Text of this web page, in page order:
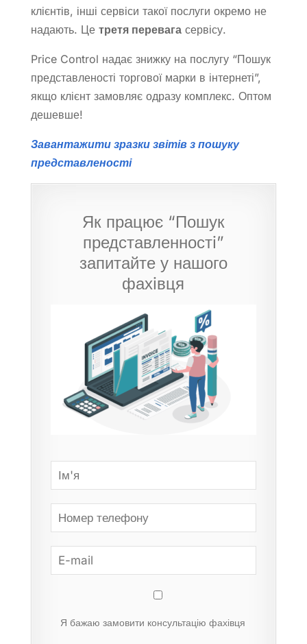
клієнтів, інші сервіси такої послуги окремо не
надають. Це третя перевагасервісу.
Price Control надає знижку на послугу “Пошук
представленості торгової марки в інтернеті”,
якщо клієнт замовляє одразу комплекс. Оптом
дешевше!
Завантажити зразки звітів з пошуку
представленості
Як працює “Пошук
представленностi”
запитайте у нашого
фахiвця
Я бажаю замовити консультацію фахівця